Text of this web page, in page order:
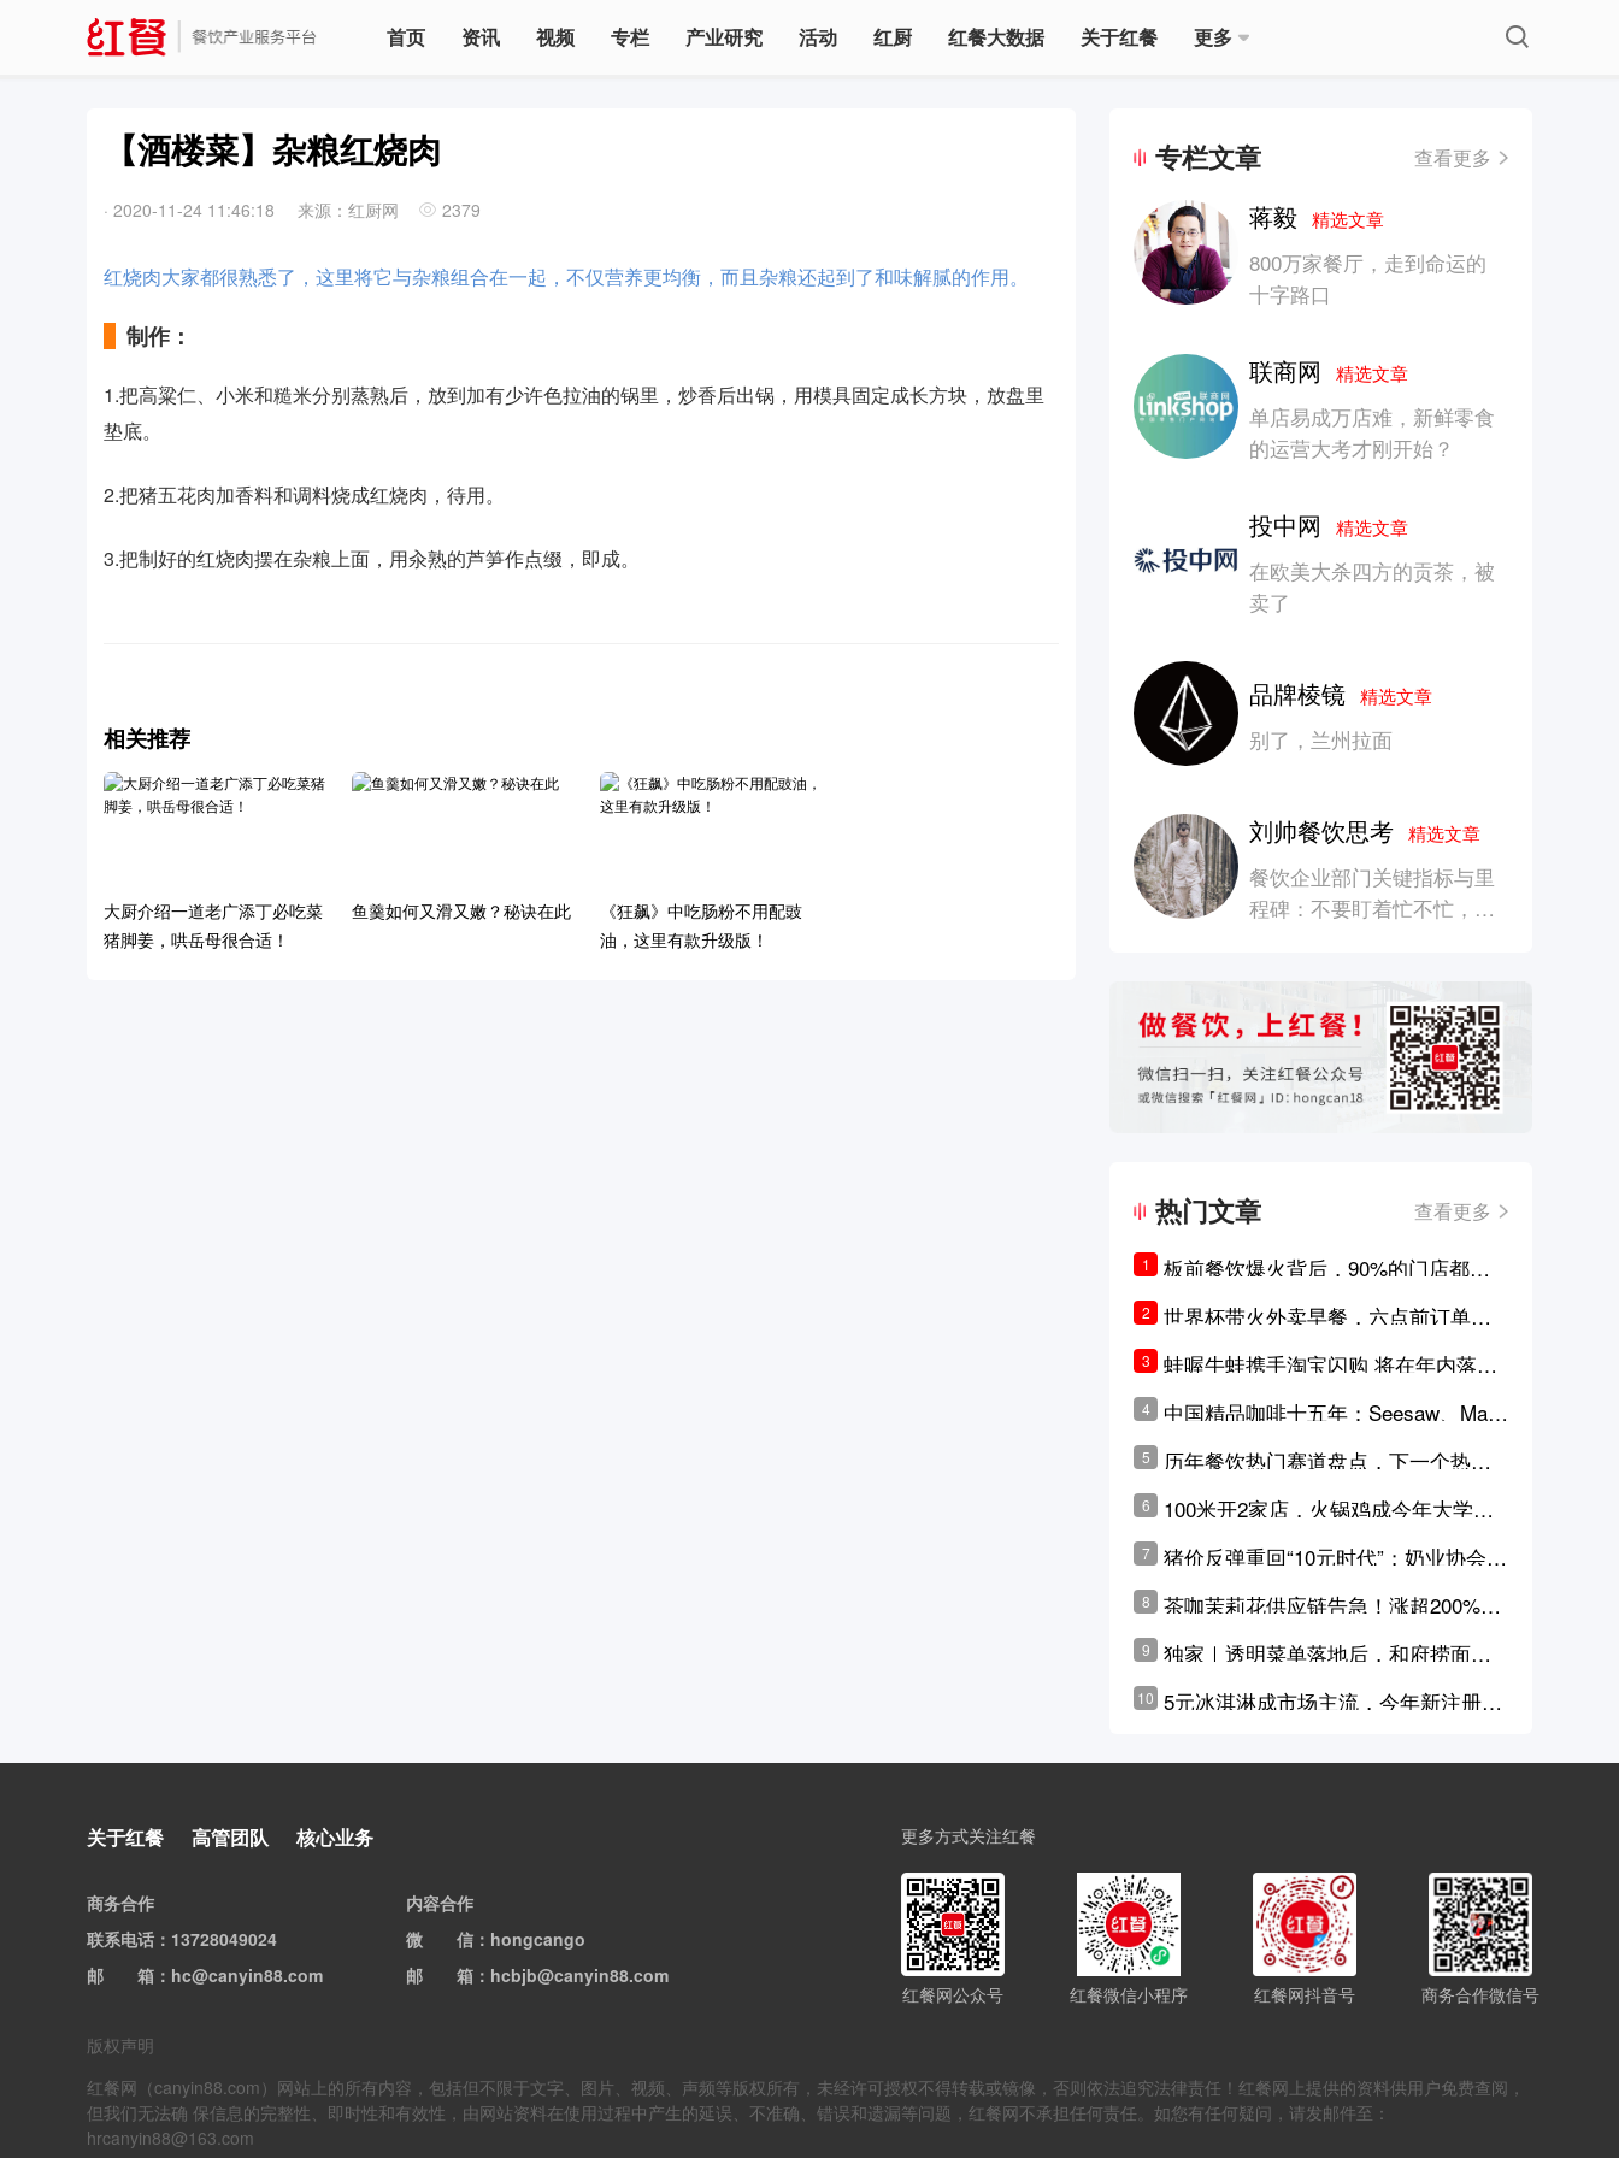
首页 资讯 视频 专栏 产业研究 活动 红厨 红餐大数据 关于红餐 更多
【酒楼菜】杂粮红烧肉
· 2020-11-24 11:46:18 来源：红厨网 2379
红烧肉大家都很熟悉了，这里将它与杂粮组合在一起，不仅营养更均衡，而且杂粮还起到了和味解腻的作用。
制作：
1.把高粱仁、小米和糙米分别蒸熟后，放到加有少许色拉油的锅里，炒香后出锅，用模具固定成长方块，放盘里
垫底。
2.把猪五花肉加香料和调料烧成红烧肉，待用。
3.把制好的红烧肉摆在杂粮上面，用汆熟的芦笋作点缀，即成。
相关推荐
大厨介绍一道老广添丁必吃菜
猪脚姜，哄岳母很合适！
鱼羹如何又滑又嫩？秘诀在此
《狂飙》中吃肠粉不用配豉
油，这里有款升级版！
专栏文章 查看更多
蒋毅精选文章
800万家餐厅，走到命运的
十字路口
联商网精选文章
单店易成万店难，新鲜零食
的运营大考才刚开始？
投中网精选文章
在欧美大杀四方的贡茶，被
卖了
品牌棱镜精选文章
别了，兰州拉面
刘帅餐饮思考精选文章
餐饮企业部门关键指标与里
程碑：不要盯着忙不忙，要
热门文章 查看更多
1
板前餐饮爆火背后，90%的门店都只
是徒有其表的刻意作秀？
2
世界杯带火外卖早餐，六点前订单大
涨超5成，巴西比赛成“早餐带货王”
3
蛙喔牛蛙携手淘宝闪购 将在年内落地3
4
中国精品咖啡十五年：Seesaw、Man
ner、M Stand为何结出了不同的果
实？
5
历年餐饮热门赛道盘点，下一个热门
6
100米开2家店，火锅鸡成今年大学城
7
猪价反弹重回“10元时代”；奶业协会称
原奶价格现回暖迹象
8
茶咖茉莉花供应链告急！涨超200%，
横州花价冲破50元一斤
9
独家｜透明菜单落地后，和府捞面李
学林公布未来10年计划
10 5元冰淇淋成市场主流，今年新注册相
关于红餐 高管团队 核心业务
商务合作
联系电话 ：13728049024
邮箱：hc@canyin88.com
内容合作
微信：hongcango
邮箱：hcbjb@canyin88.com
更多方式关注红餐
红餐网公众号 红餐微信小程序 红餐网抖音号 商务合作微信号
版权声明
红餐网（canyin88.com）网站上的所有内容，包括但不限于文字、图片、视频、声频等版权所有，未经许可授权不得转载或镜像，否则依法追究法律责任！红餐网上提供的资料供用户免费查阅，
但我们无法确 保信息的完整性、即时性和有效性，由网站资料在使用过程中产生的延误、不准确、错误和遗漏等问题，红餐网不承担任何责任。如您有任何疑问，请发邮件至：
hrcanyin88@163.com